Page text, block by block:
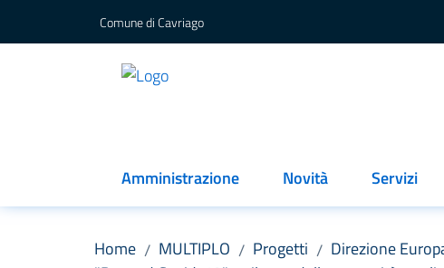
Comune di Cavriago
Amministrazione Novità Servizi
Home / MULTIPLO / Progetti / Direzione